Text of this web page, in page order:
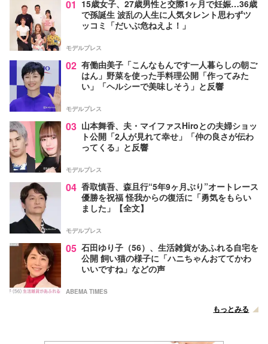
01 15歳女子、27歳男性と交際1ヶ月で妊娠…36歳
で孫誕生 波乱の人生に人気タレント思わずツ
ッコミ「だいぶ危ねえよ！」
モデルプレス
02 有働由美子「こんなもんです一人暮らしの朝ご
はん」野菜を使った手料理公開「作ってみた
い」「ヘルシーで美味しそう」と反響
モデルプレス
03 山本舞香、夫・マイファスHiroとの夫婦ショッ
ト公開「2人が見れて幸せ」「仲の良さが伝わ
ってくる」と反響
モデルプレス
04 香取慎吾、森且行“5年9ヶ月ぶり”オートレース
優勝を祝福 怪我からの復活に「勇気をもらい
ました」【全文】
モデルプレス
05 石田ゆり子（56）、生活雑貨があふれる自宅を
公開 飼い猫の様子に「ハニちゃんおててかわ
いいですね」などの声
ABEMA TIMES
もっとみる